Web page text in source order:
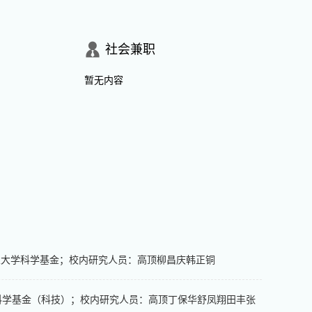
社会兼职
暂无内容
学科学基金；校内研究人员：高顶柳昌庆韩正铜
基金（科技）；校内研究人员：高顶丁保华舒凤翔田丰张